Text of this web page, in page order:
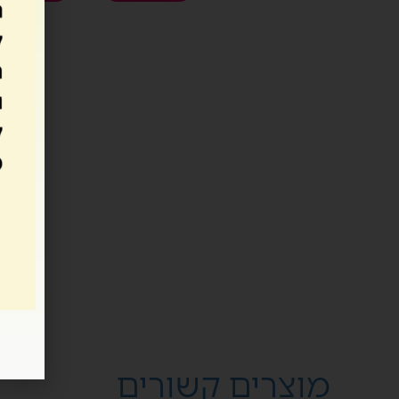
כל הזכויות שמורות, אין להעתיק, לשכפל,
מוצרים קשורים